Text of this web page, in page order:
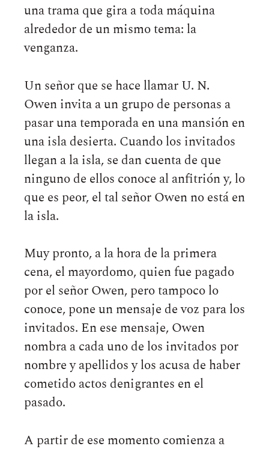
una trama que gira a toda máquina
alrededor de un mismo tema: la
venganza.
Un señor que se hace llamar U. N.
Owen invita a un grupo de personas a
pasar una temporada en una mansión en
una isla desierta. Cuando los invitados
llegan a la isla, se dan cuenta de que
ninguno de ellos conoce al anfitrión y, lo
que es peor, el tal señor Owen no está en
la isla.
Muy pronto, a la hora de la primera
cena, el mayordomo, quien fue pagado
por el señor Owen, pero tampoco lo
conoce, pone un mensaje de voz para los
invitados. En ese mensaje, Owen
nombra a cada uno de los invitados por
nombre y apellidos y los acusa de haber
cometido actos denigrantes en el
pasado.
A partir de ese momento comienza a